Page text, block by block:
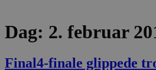
Dag: 2. februar
Final4-finale glippede